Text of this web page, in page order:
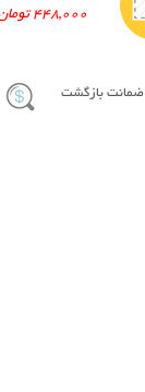
448,000 تومان
ضمانت بازگشت